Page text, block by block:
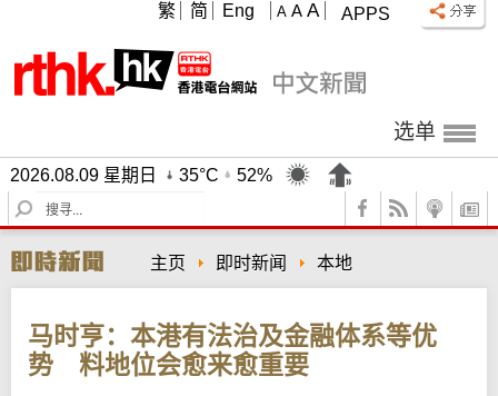
APPS
A A A
繁 简 Eng
选单
2026.08.09 星期日 35°C
52%
S
e
r
c
主页 即时新闻 本地
马时亨：本港有法治及金融体系等优
势 料地位会愈来愈重要